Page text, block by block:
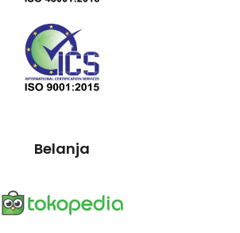
Belanja